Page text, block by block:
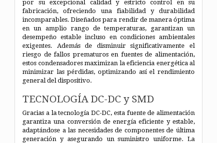
por su excepcional calidad y estricto control en su
fabricación, ofreciendo una fiabilidad y durabilidad
incomparables. Diseñados para rendir de manera óptima
en un amplio rango de temperaturas, garantizan un
desempeño estable incluso en condiciones ambientales
exigentes. Además de disminuir significativamente el
riesgo de fallos prematuros en fuentes de alimentación,
estos condensadores maximizan la eficiencia energética al
minimizar las pérdidas, optimizando así el rendimiento
general del dispositivo.
TECNOLOGÍA DC-DC y SMD
Gracias a la tecnología DC-DC, esta fuente de alimentación
garantiza una conversión de energía eficiente y estable,
adaptándose a las necesidades de componentes de última
generación y asegurando un suministro uniforme. La